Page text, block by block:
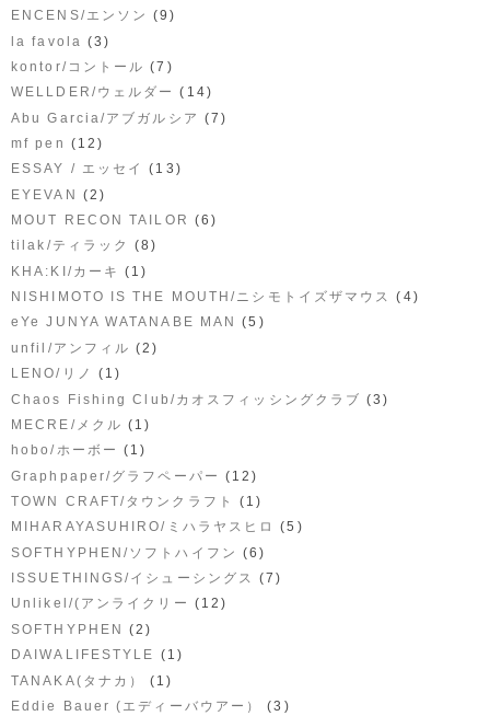
ENCENS/エンソン (9)
la favola (3)
kontor/コントール (7)
WELLDER/ウェルダー (14)
Abu Garcia/アブガルシア (7)
mf pen (12)
ESSAY / エッセイ
(13)
EYEVAN
(2)
MOUT RECON TAILOR (6)
tilak/ティラック
(8)
KHA:KI/カーキ (1)
NISHIMOTO IS THE MOUTH/ニシモトイズザマウス (4)
eYe JUNYA WATANABE MAN (5)
unfil/アンフィル (2)
LENO/リノ
(1)
Chaos Fishing Club/カオスフィッシングクラブ (3)
MECRE/メクル (1)
hobo/ホーボー (1)
Graphpaper/グラフペーパー (12)
TOWN CRAFT/タウンクラフト
(1)
MIHARAYASUHIRO/ミハラヤスヒロ
(5)
SOFTHYPHEN/ソフトハイフン (6)
ISSUETHINGS/イシューシングス (7)
Unlikel/(アンライクリー (12)
SOFTHYPHEN
(2)
DAIWALIFESTYLE (1)
TANAKA(タナカ）
(1)
Eddie Bauer (エディーバウアー）
(3)